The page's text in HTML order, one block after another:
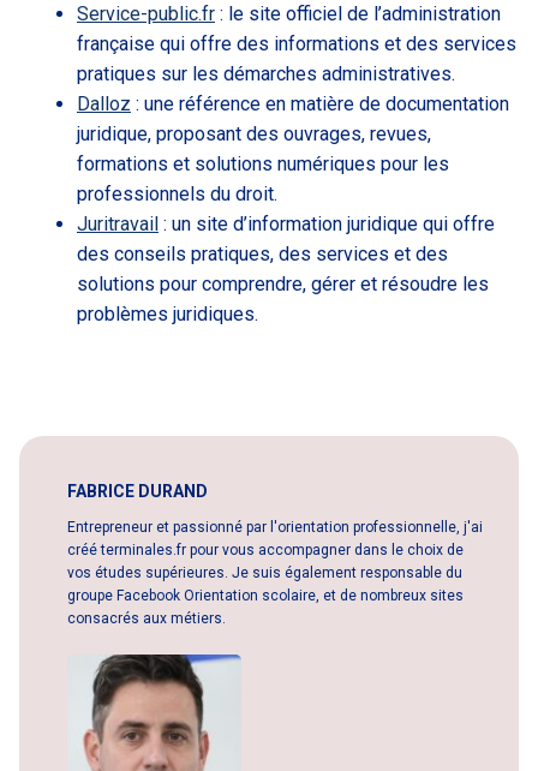
Service-public.fr : le site officiel de l’administration
française qui offre des informations et des services
pratiques sur les démarches administratives.
Dalloz : une référence en matière de documentation
juridique, proposant des ouvrages, revues,
formations et solutions numériques pour les
professionnels du droit.
Juritravail : un site d’information juridique qui offre
des conseils pratiques, des services et des
solutions pour comprendre, gérer et résoudre les
problèmes juridiques.
FABRICE DURAND
Entrepreneur et passionné par l'orientation professionnelle, j'ai
créé terminales.fr pour vous accompagner dans le choix de
vos études supérieures. Je suis également responsable du
groupe Facebook Orientation scolaire, et de nombreux sites
consacrés aux métiers.